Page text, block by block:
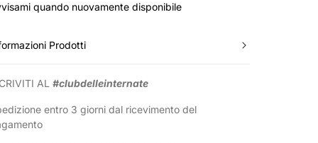
quando nuovamente disponibile
Prodotti
AL#clubdelleinternate
entro 3 giorni dal ricevimento del